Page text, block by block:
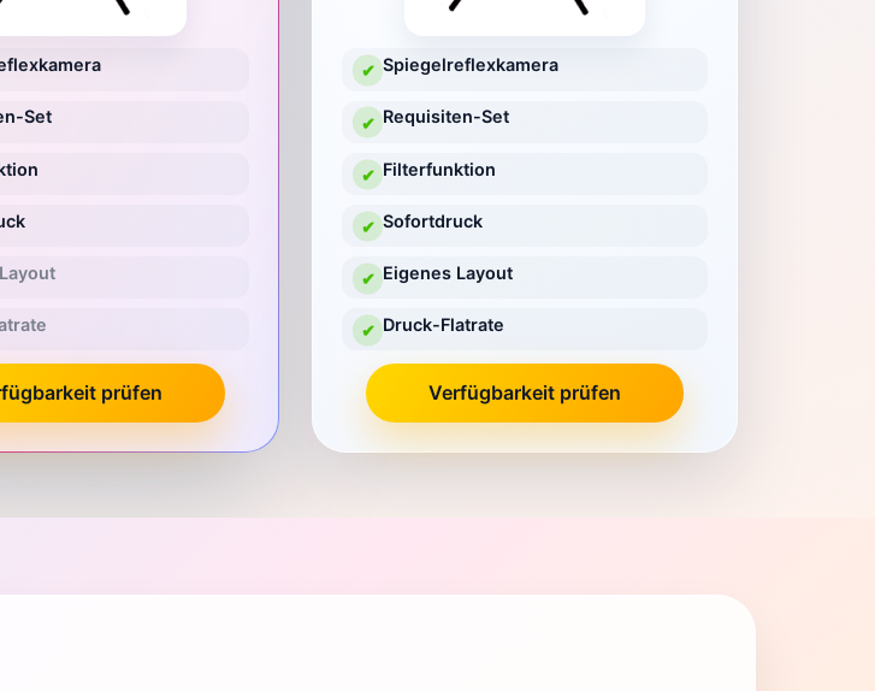
Set
prüfen
✔ Spiegelreflexkamera
✔ Requisiten-Set
✔ Filterfunktion
✔ Sofortdruck
✔ Eigenes Layout
✔ Druck-Flatrate
Verfügbarkeit prüfen